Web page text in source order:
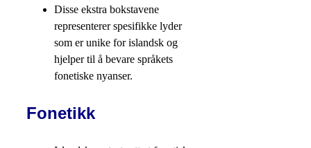
Disse ekstra bokstavene
representerer spesifikke lyder
som er unike for islandsk og
hjelper til å bevare språkets
fonetiske nyanser.
Fonetikk